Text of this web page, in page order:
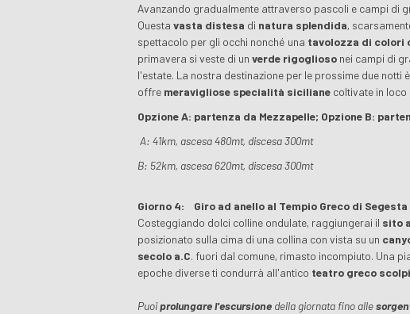
Avanzando gradualmente attraverso pascoli e campi di
Questavasta distesa di natura splendida,
spettacolo per gli occhi nonché una tavolozza di colori
primavera si veste di unverde rigoglioso nei campi di
l'estate. La nostra destinazione per le prossime due notti
offre meravigliose specialità siciliane coltivate in
Opzione A: partenza da Mezzapelle; Opzione B:
A: 41km, ascesa 480mt, discesa 300mt
B: 52km, ascesa 620mt, discesa 300mt
Giorno 4: Giro ad anello al Tempio Greco di Segesta
Costeggiando dolci colline ondulate, raggiungerai il sito
posizionato sulla cima di una collina con vista su un
secolo a.C. fuori dal comune, rimasto incompiuto. Una
epoche diverse ti condurrà all'antico teatro greco
Puoiprolungare l'escursione della giornata fino alle